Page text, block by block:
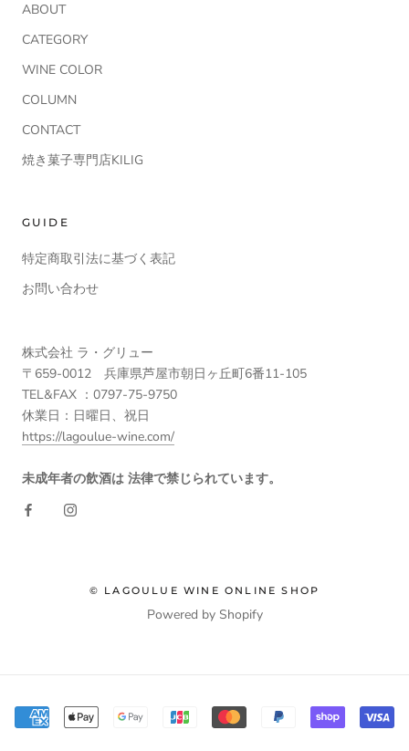
ABOUT
CATEGORY
WINE COLOR
COLUMN
CONTACT
焼き菓子専門店KILIG
GUIDE
特定商取引法に基づく表記
お問い合わせ
株式会社 ラ・グリュー
〒659-0012 兵庫県芦屋市朝日ヶ丘町6番11-105
TEL&FAX ：0797-75-9750
休業日：日曜日、祝日
https://lagoulue-wine.com/
未成年者の飲酒は 法律で禁じられています。
© LAGOULUE WINE ONLINE SHOP
Powered by Shopify